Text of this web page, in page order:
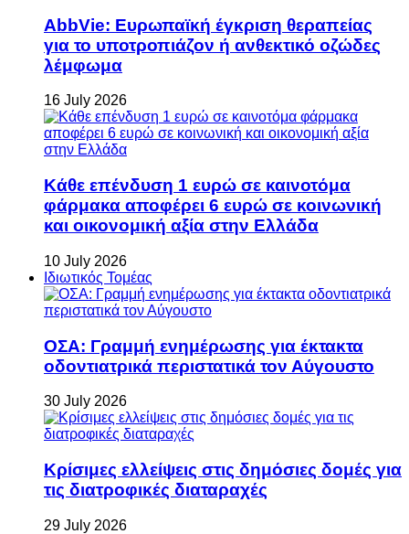
AbbVie: Ευρωπαϊκή έγκριση θεραπείας
για το υποτροπιάζον ή ανθεκτικό οζώδες
λέμφωμα
16 July 2026
Κάθε επένδυση 1 ευρώ σε καινοτόμα
φάρμακα αποφέρει 6 ευρώ σε κοινωνική
και οικονομική αξία στην Ελλάδα
10 July 2026
Ιδιωτικός Τομέας
ΟΣΑ: Γραμμή ενημέρωσης για έκτακτα
οδοντιατρικά περιστατικά τον Αύγουστο
30 July 2026
Κρίσιμες ελλείψεις στις δημόσιες δομές για
τις διατροφικές διαταραχές
29 July 2026